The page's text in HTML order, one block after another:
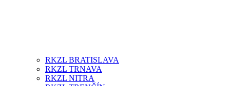
RKZL BRATISLAVA
RKZL TRNAVA
RKZL NITRA